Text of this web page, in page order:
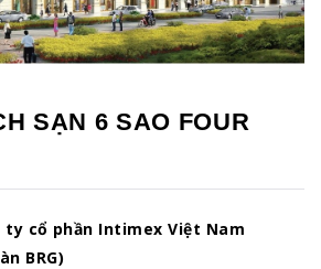
SẠN 6 SAO FOUR
ty cổ phần Intimex Việt Nam
BRG)